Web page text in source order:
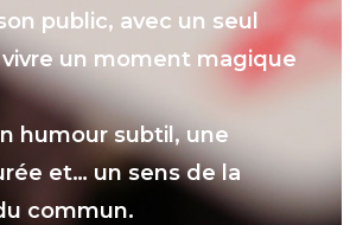
public, avec un seul
un moment magique
humour subtil, une
et… un sens de la
commun.